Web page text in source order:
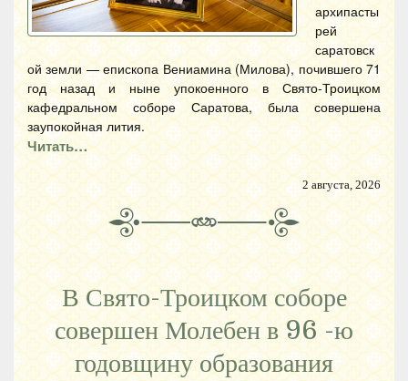
архипасты
рей
саратовск
ой земли — епископа Вениамина (Милова), почившего 71
год назад и ныне упокоенного в Свято-Троицком
кафедральном соборе Саратова, была совершена
заупокойная лития.
Читать…
2 августа, 2026
В Свято-Троицком соборе
совершен Молебен в 96 -ю
годовщину образования